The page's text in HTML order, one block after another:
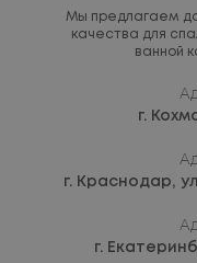
Мы предлагаем
качества для
ванной
г.
г. Краснодар,
г.